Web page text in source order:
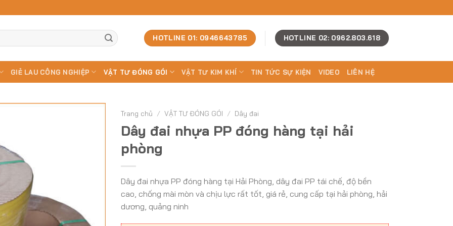
HOTLINE 01: 0946643785 HOTLINE 02: 0962.803.618
GIẺ LAU CÔNG NGHIỆP VẬT TƯ ĐÓNG GÓI VẬT TƯ KIM KHÍ TIN TỨC SỰ KIỆN VIDEO LIÊN HỆ
Trang chủ / VẬT TƯ ĐÓNG GÓI / Dây đai
Dây đai nhựa PP đóng hàng tại hải
phòng
Dây đai nhựa PP đóng hàng tại Hải Phòng, dây đai PP tái chế, độ bền
cao, chống mài mòn và chịu lực rất tốt, giá rẻ, cung cấp tại hải phòng, hải
dương, quảng ninh